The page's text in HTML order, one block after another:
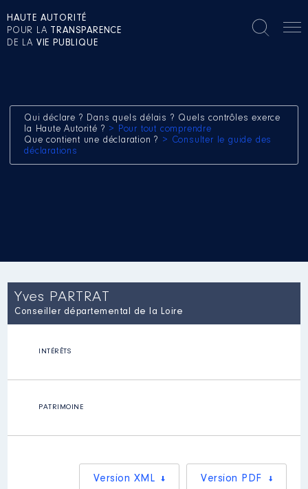
HAUTE AUTORITÉ
POUR LA TRANSPARENCE
DE LA VIE PUBLIQUE
Qui déclare ? Dans quels délais ? Quels contrôles exerce
la Haute Autorité ? > Pour tout comprendre
Que contient une déclaration ? > Consulter le guide des
déclarations
Yves PARTRAT
Conseiller départemental de la Loire
INTÉRÊTS
PATRIMOINE
Version PDF
Version XML